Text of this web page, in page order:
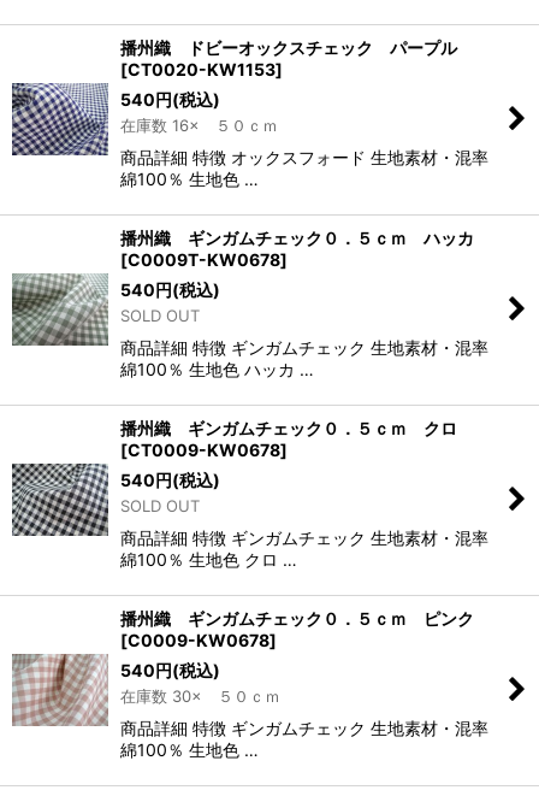
播州織 ドビーオックスチェック パープル
[CT0020-KW1153]
540円(税込)
在庫数 16× ５０ｃｍ
商品詳細 特徴 オックスフォード 生地素材・混率
綿100％ 生地色 …
播州織 ギンガムチェック０．５ｃｍ ハッカ
[C0009T-KW0678]
540円(税込)
SOLD OUT
商品詳細 特徴 ギンガムチェック 生地素材・混率
綿100％ 生地色 ハッカ …
播州織 ギンガムチェック０．５ｃｍ クロ
[CT0009-KW0678]
540円(税込)
SOLD OUT
商品詳細 特徴 ギンガムチェック 生地素材・混率
綿100％ 生地色 クロ …
播州織 ギンガムチェック０．５ｃｍ ピンク
[C0009-KW0678]
540円(税込)
在庫数 30× ５０ｃｍ
商品詳細 特徴 ギンガムチェック 生地素材・混率
綿100％ 生地色 …